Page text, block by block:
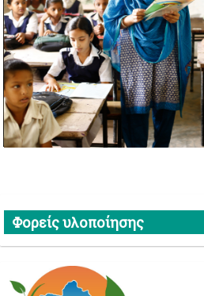
Φορείς υλοποίησης